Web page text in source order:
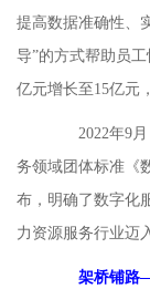
提高数据准确性、
导”的方式帮助员
亿元增长至15亿元
2022年9月
务领域团体标准《
布，明确了数字化
力资源服务行业迈
架桥铺路